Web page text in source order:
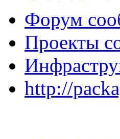
Форум
Проекты
http://